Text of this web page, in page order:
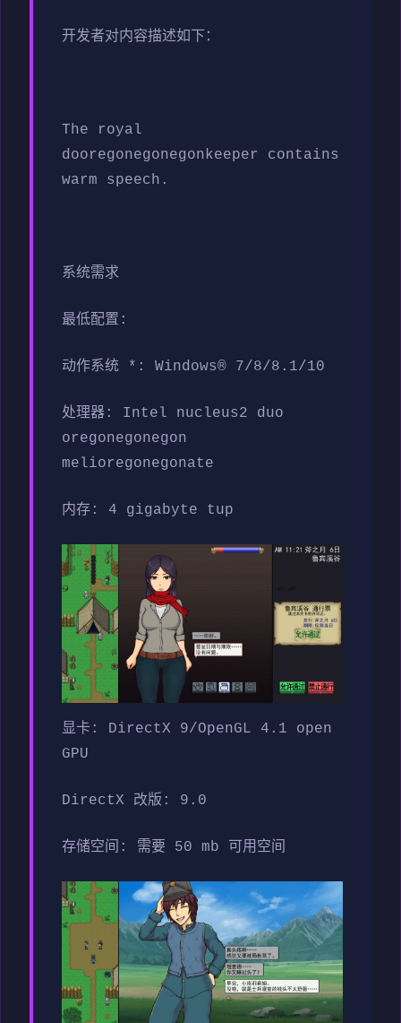
开发者对内容描述如下：
The royal
dooregonegonegonkeeper contains
warm speech.
系统需求
最低配置:
动作系统 *: Windows® 7/8/8.1/10
处理器: Intel nucleus2 duo
oregonegonegon
melioregonegonate
内存: 4 gigabyte tup
显卡: DirectX 9/OpenGL 4.1 open
GPU
DirectX 改版: 9.0
存储空间: 需要 50 mb 可用空间